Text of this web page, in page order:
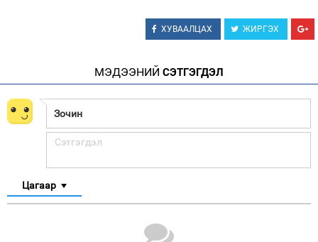
ХУВААЛЦАХ ЖИРГЭХ
МЭДЭЭНИЙ СЭТГЭГДЭЛ
Цагаар